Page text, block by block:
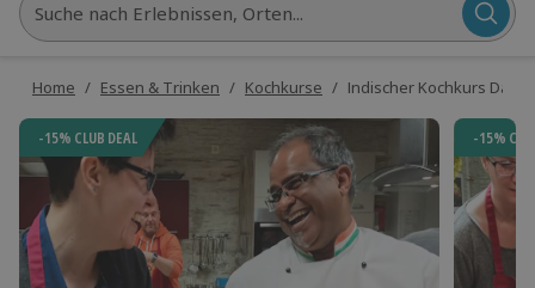
Suche nach Erlebnissen, Orten...
Home / Essen & Trinken / Kochkurse / Indischer Kochkurs
-15% CLUB DEAL -15%